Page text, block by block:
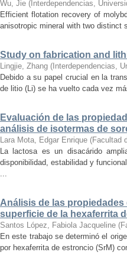
Wu, Jie ( Interdependencias,
Efficient flotation recovery of
anisotropic mineral with two distinct
Study on fabrication and
Lingjie, Zhang ( Interdependencias,
Debido a su papel crucial en la
de litio (Li) se ha vuelto cada vez
Evaluación de las
análisis de isotermas de
Lara Mota, Edgar Enrique (Facultad
La lactosa es un disacárido
disponibilidad, estabilidad y
...
Análisis de las
superficie de la hexaferrita
Santos López, Fabiola Jacqueline (
En este trabajo se determinó el
por hexaferrita de estroncio (SrM)